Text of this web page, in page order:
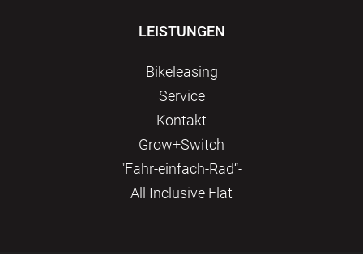
LEISTUNGEN
Bikeleasing
Service
Kontakt
Grow+Switch
"Fahr-einfach-Rad“-
All Inclusive Flat